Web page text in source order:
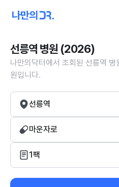
선릉역 병원 (2026)
나만의닥터에서 조회된 선릉역
원입니다.
선릉역
마운자로
1팩